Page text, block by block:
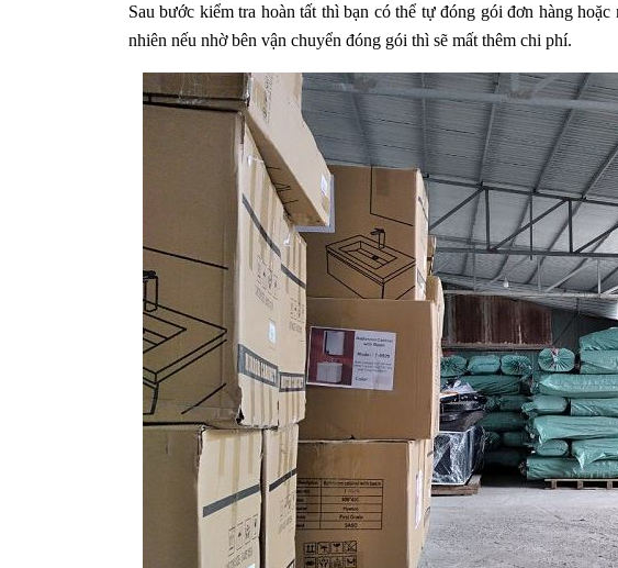
Sau bước kiểm tra hoàn tất thì bạn có thể tự đóng gói đơn hàng
nhiên nếu nhờ bên vận chuyển đóng gói thì sẽ mất thêm chi phí.